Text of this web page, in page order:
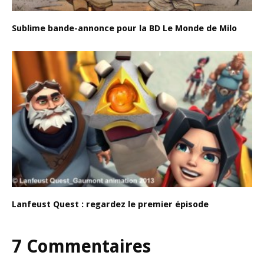
Sublime bande-annonce pour la BD Le Monde de Milo
Lanfeust Quest : regardez le premier épisode
7 Commentaires